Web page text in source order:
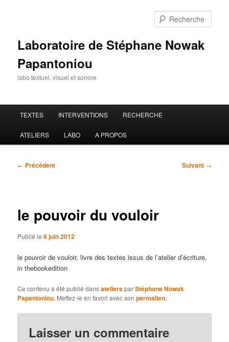
Laboratoire de Stéphane Nowak
Papantoniou
labo textuel, visuel et sonore
principal
TEXTES INTERVENTIONS RECHERCHE
ATELIERS LABO A PROPOS
Navigation
← Précédent Suivant →
le pouvoir du vouloir
Publié le6 juin 2012
le pouvoir de vouloir, livre des textes issus de l’atelier d’écriture,
in thebookedition
Ce contenu a été publié dansateliersparStéphane Nowak
Papantoniou. Mettez-le en favori avec sonpermalien.
Laisser un commentaire